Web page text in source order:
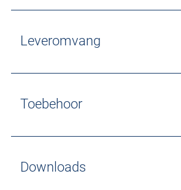
Leveromvang
Toebehoor
Downloads